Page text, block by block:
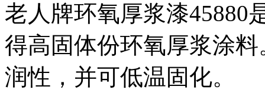
老人牌环氧厚浆漆45880
得高固体份环氧厚浆涂
润性，并可低温固化。